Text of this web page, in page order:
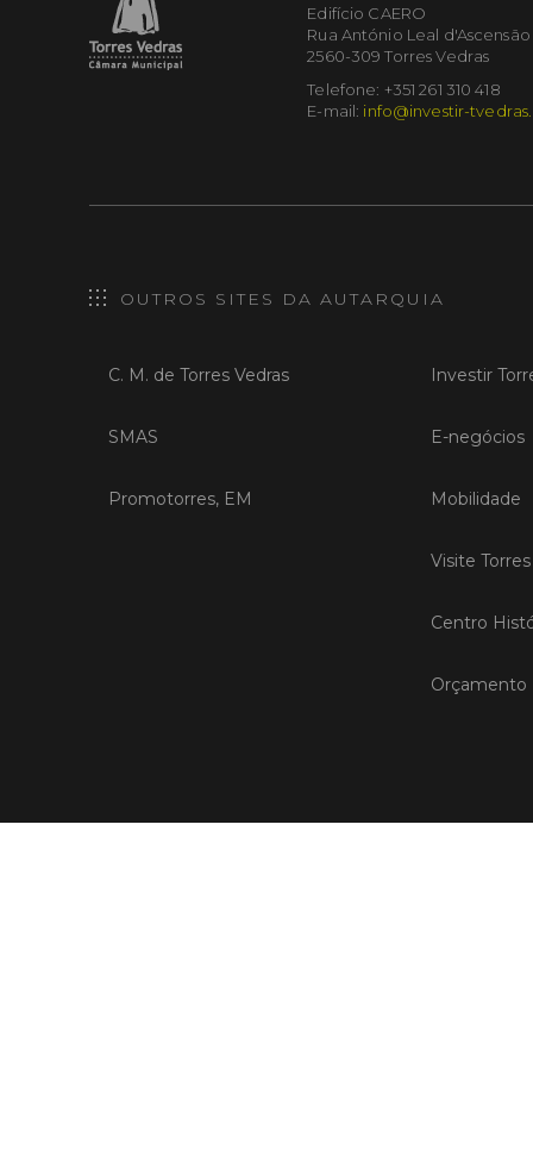
Edifício CAERO
Rua António Leal d'Ascensão
2560-309 Torres Vedras
Telefone: +351 261 310 418
E-mail: info@investir-
OUTROS SITES DA AUTARQUIA
C. M. de Torres Vedras
SMAS
Promotorres, EM
Investir
E-negócios
Mobilidade
Visite
Centro
Orçamento